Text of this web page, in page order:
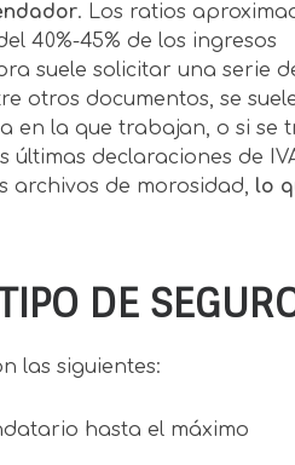
. Los ratios
40%-45% de los ingresos
suele solicitar una serie
otros documentos, se
en la que trabajan, o si se
declaraciones de
archivos de morosidad, lo
DE
las siguientes:
hasta el máximo